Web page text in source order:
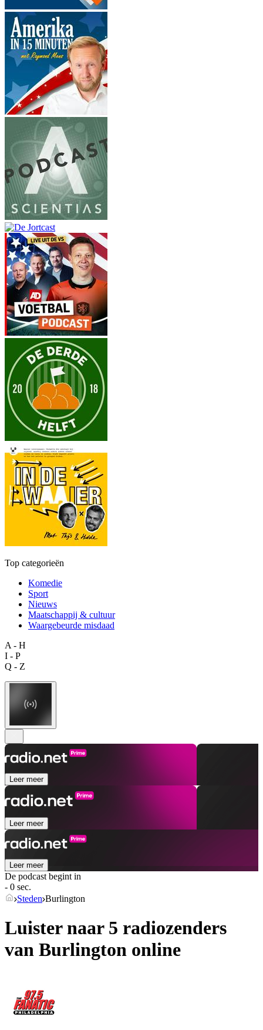
Top categorieën
Komedie
Sport
Nieuws
Maatschappij & cultuur
Waargebeurde misdaad
A - H
I - P
Q - Z
Leer meer
Leer meer
Leer meer
De podcast begint in
- 0 sec.
Steden Burlington
Luister naar 5 radiozenders
van Burlington online